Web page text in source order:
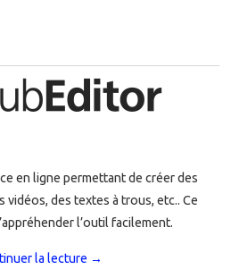
en ligne permettant de créer des
vidéos, des textes à trous, etc.. Ce
l’outil facilement.
la lecture →